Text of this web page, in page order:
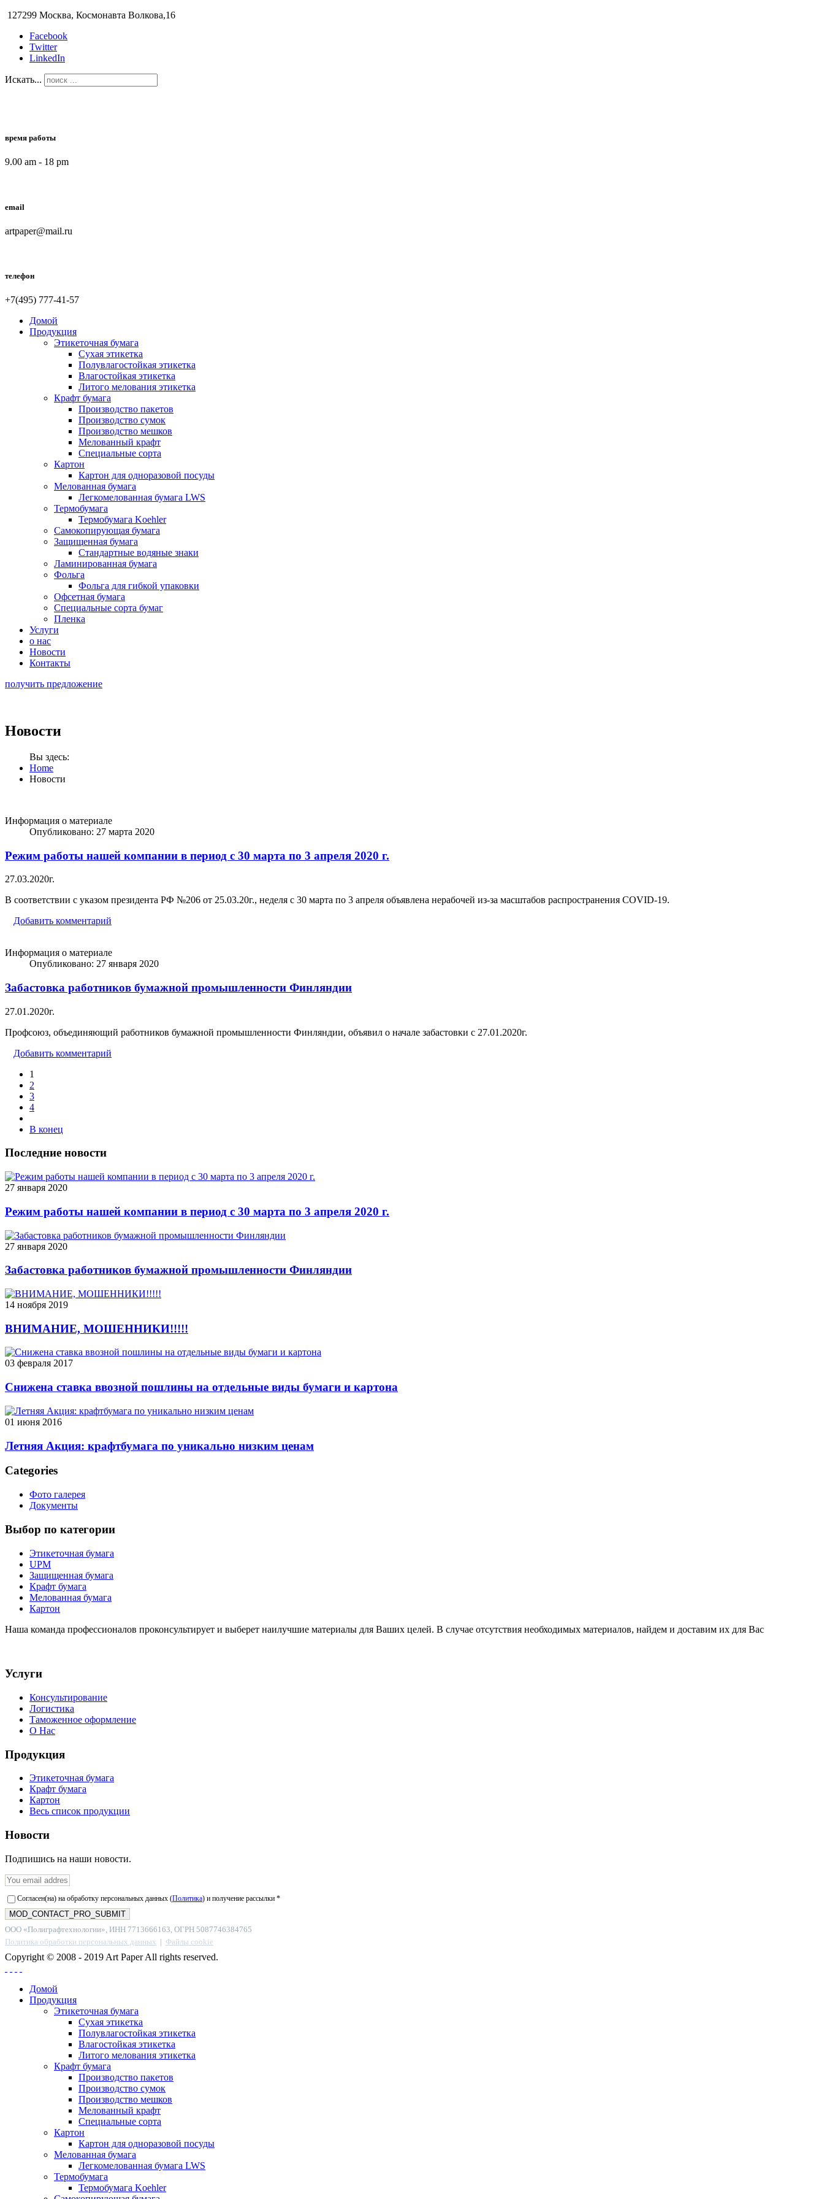
127299 Москва, Космонавта Волкова,16
Facebook
Twitter
LinkedIn
Искать...
время работы
9.00 am - 18 pm
email
artpaper@mail.ru
телефон
+7(495) 777-41-57
Домой
Продукция
Этикеточная бумага
Сухая этикетка
Полувлагостойкая этикетка
Влагостойкая этикетка
Литого мелования этикетка
Крафт бумага
Производство пакетов
Производство сумок
Производство мешков
Мелованный крафт
Специальные сорта
Картон
Картон для одноразовой посуды
Мелованная бумага
Легкомелованная бумага LWS
Термобумага
Термобумага Koehler
Самокопирующая бумага
Защищенная бумага
Стандартные водяные знаки
Ламинированная бумага
Фольга
Фольга для гибкой упаковки
Офсетная бумага
Специальные сорта бумаг
Пленка
Услуги
о нас
Новости
Контакты
получить предложение
Новости
Вы здесь:
Home
Новости
Информация о материале
Опубликовано: 27 марта 2020
Режим работы нашей компании в период с 30 марта по 3 апреля 2020 г.
27.03.2020г.
В соответствии с указом президента РФ №206 от 25.03.20г., неделя с 30 марта по 3 апреля объявлена нерабочей из-за масштабов распространения COVID-19.
Добавить комментарий
Информация о материале
Опубликовано: 27 января 2020
Забастовка работников бумажной промышленности Финляндии
27.01.2020г.
Профсоюз, объединяющий работников бумажной промышленности Финляндии, объявил о начале забастовки c 27.01.2020г.
Добавить комментарий
1
2
3
4
В конец
Последние новости
27 января 2020
Режим работы нашей компании в период с 30 марта по 3 апреля 2020 г.
27 января 2020
Забастовка работников бумажной промышленности Финляндии
14 ноября 2019
ВНИМАНИЕ, МОШЕННИКИ!!!!!
03 февраля 2017
Снижена ставка ввозной пошлины на отдельные виды бумаги и картона
01 июня 2016
Летняя Акция: крафтбумага по уникально низким ценам
Categories
Фото галерея
Документы
Выбор по категории
Этикеточная бумага
UPM
Защищенная бумага
Крафт бумага
Мелованная бумага
Картон
Наша команда профессионалов проконсультирует и выберет наилучшие материалы для Ваших целей. В случае отсутствия необходимых материалов, найдем и доставим их для Вас
Услуги
Консультирование
Логистика
Таможенное оформление
О Нас
Продукция
Этикеточная бумага
Крафт бумага
Картон
Весь список продукции
Новости
Подпишись на наши новости.
Согласен(на) на обработку персональных данных (Политика) и получение рассылки *
ООО «Полиграфтехнологии», ИНН 7713666163, ОГРН 5087746384765
Политика обработки персональных данных | Файлы cookie
Copyright © 2008 - 2019 Art Paper All rights reserved.
Домой
Продукция
Этикеточная бумага
Сухая этикетка
Полувлагостойкая этикетка
Влагостойкая этикетка
Литого мелования этикетка
Крафт бумага
Производство пакетов
Производство сумок
Производство мешков
Мелованный крафт
Специальные сорта
Картон
Картон для одноразовой посуды
Мелованная бумага
Легкомелованная бумага LWS
Термобумага
Термобумага Koehler